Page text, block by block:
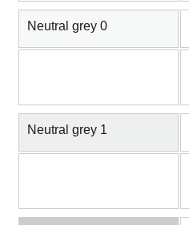
Neutral grey 0
Neutral grey 1